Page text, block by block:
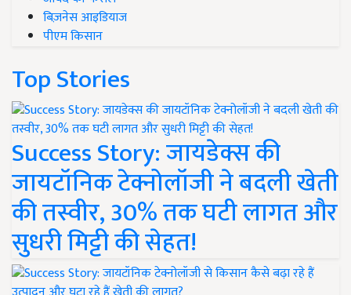
बिज़नेस आइडियाज
पीएम किसान
Top Stories
Success Story: जायडेक्स की
जायटॉनिक टेक्नोलॉजी ने बदली खेती
की तस्वीर, 30% तक घटी लागत और
सुधरी मिट्टी की सेहत!